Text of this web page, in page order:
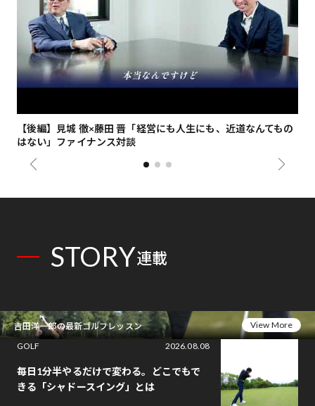
【後編】見城 徹×藤田 晋「経営にも人生にも、近道なんてもの
はない」ファイナンス対談
STORY連載
吉田洋一郎の最新ゴルフレッスン
View More
GOLF
2026.08.08
毎日1分半やるだけで変わる。どこでもで
きる「シャドースイング」とは